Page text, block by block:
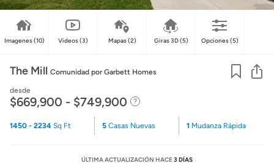
Imagenes(10) Videos(3) Mapas(2) Giras 3D(5) Opciones(5)
The Mill Comunidad por Garbett Homes
desde
$669,900 - $749,900
1450 - 2234 Sq Ft 5Casas Nuevas 1 Mudanza Rápida
ÚLTIMA ACTUALIZACIÓN HACE3 DÍAS